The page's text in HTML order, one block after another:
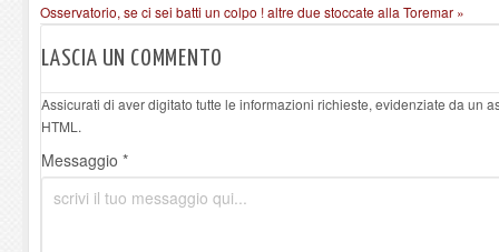
Osservatorio, se ci sei batti un colpo ! altre due stoccate alla Toremar »
LASCIA UN COMMENTO
Assicurati di aver digitato tutte le informazioni richieste, evidenziate da un
HTML.
Messaggio *